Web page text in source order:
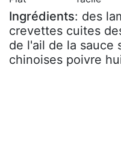
Ingrédients: des
crevettes cuites
de l'ail de la sauce
chinoises poivre